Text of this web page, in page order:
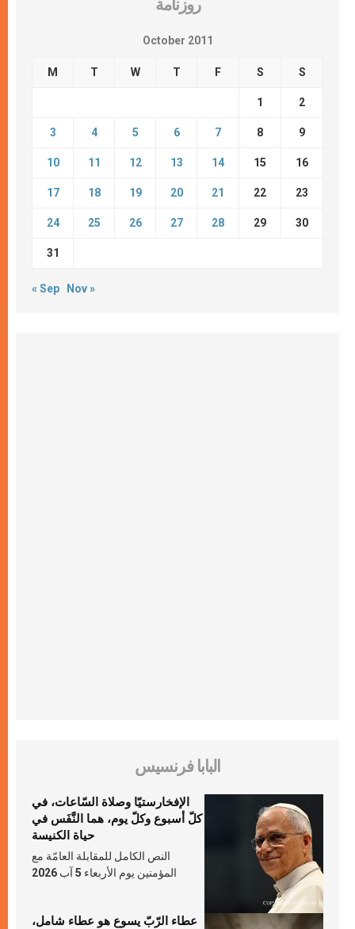
روزنامة
October 2011
M T W T F S S
1 2
3 4 5 6 7 8 9
10 11 12 13 14 15 16
17 18 19 20 21 22 23
24 25 26 27 28 29 30
31
« Sep Nov »
البابا فرنسيس
الإفخارستيّا وصلاة السّاعات، في
كلّ أسبوع وكلّ يوم، هما النَّفَس في
حياة الكنيسة
النص الكامل للمقابلة العامّة مع
المؤمنين يوم الأربعاء 5 آب 2026
عطاء الرّبّ يسوع هو عطاء شامل،